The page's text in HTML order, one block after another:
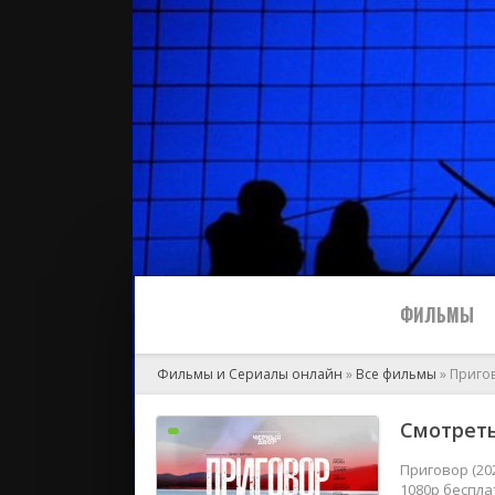
ФИЛЬМЫ
2024
Фильмы и Сериалы онлайн » Все фильмы »
Приговор
1080p